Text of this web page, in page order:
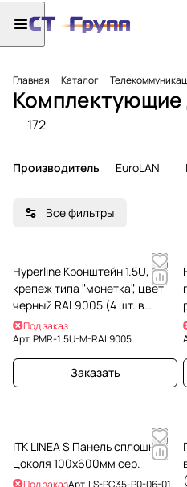
Главная Каталог
Комплектующие
172
Производитель EuroLAN
Все фильтры
Hyperline Кронштейн 1.5U,
крепеж типа "монетка", цвет
черный RAL9005 (4 шт. в
комплекте)
Под заказ
Арт.PMR-1.5U-M-RAL9005
Заказать
ITK LINEA S Панель сплошная
цоколя 100х600мм сер.
Под заказАрт. LS-PC35-P0-06-01